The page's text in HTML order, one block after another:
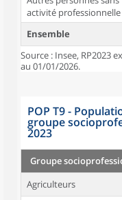
activité professionnelle
Ensemble
Source : Insee, RP2023
au 01/01/2026.
POP T9 -
groupe
2023
Groupe
Agriculteurs